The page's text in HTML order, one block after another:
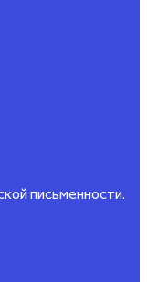
письменности.